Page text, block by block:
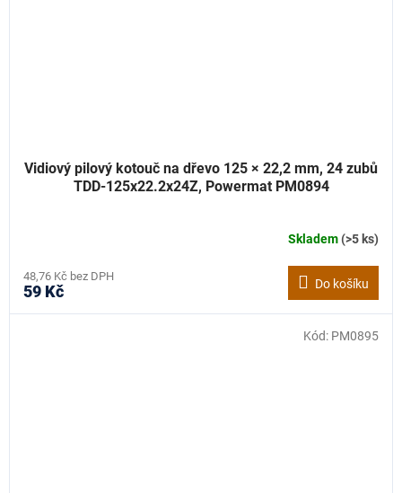
Vidiový pilový kotouč na dřevo 125 × 22,2 mm, 24 zubů
TDD-125x22.2x24Z, Powermat PM0894
Skladem(>5 ks)
48,76 Kč bez DPH
59 Kč Do košíku
Kód: PM0895